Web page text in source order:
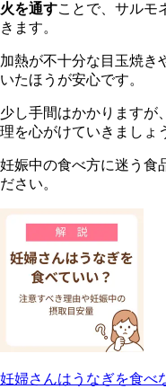
火を通すことで、サルモ
きます。
加熱が不十分な目玉焼き
いたほうが安心です。
少し手間はかかりますが
理を心がけていきましょ
妊娠中の食べ方に迷う食
ださい。
妊婦さんはうなぎを食べ